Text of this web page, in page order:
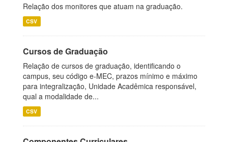
Relação dos monitores que atuam na graduação.
CSV
Cursos de Graduação
Relação de cursos de graduação, identificando o
campus, seu código e-MEC, prazos mínimo e máximo
para integralização, Unidade Acadêmica responsável,
qual a modalidade de...
CSV